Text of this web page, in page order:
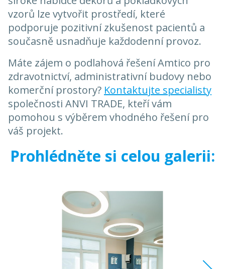
vzorů lze vytvořit prostředí, které
podporuje pozitivní zkušenost pacientů a
současně usnadňuje každodenní provoz.
Máte zájem o podlahová řešení Amtico pro
zdravotnictví, administrativní budovy nebo
komerční prostory? Kontaktujte specialisty
společnosti ANVI TRADE, kteří vám
pomohou s výběrem vhodného řešení pro
váš projekt.
Prohlédněte si celou galerii: